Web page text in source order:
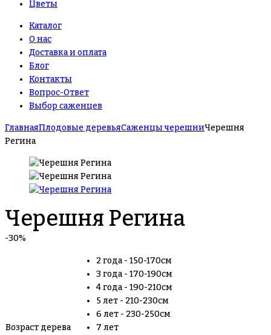
Цветы
Каталог
О нас
Доставка и оплата
Блог
Контакты
Вопрос-Ответ
Выбор саженцев
ГлавнаяПлодовые деревьяСаженцы черешниЧерешня
Регина
Черешня Регина
-30%
Возраст дерева
2 года - 150-170см
3 года - 170-190см
4 года - 190-210см
5 лет - 210-230см
6 лет - 230-250см
7 лет